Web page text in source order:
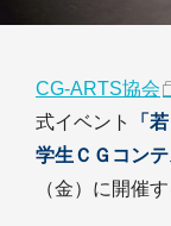
CG-ARTS協会
式イベント
「
学生ＣＧコン
（金）に開催す